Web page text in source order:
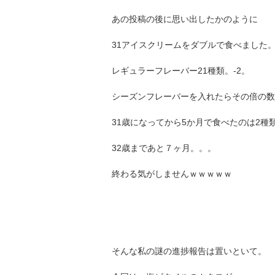
あの投稿の後に思い出したかのように
31アイスクリームをダブルで食べました。
レギュラーフレーバー21種類。-2。
シーズンフレーバーを入れたらその倍の
31歳になってから5か月で食べたのは2種
32歳まであと７ヶ月。。。
終わる気がしませんｗｗｗｗｗ
そんな私の謎の進捗報告は置いといて。